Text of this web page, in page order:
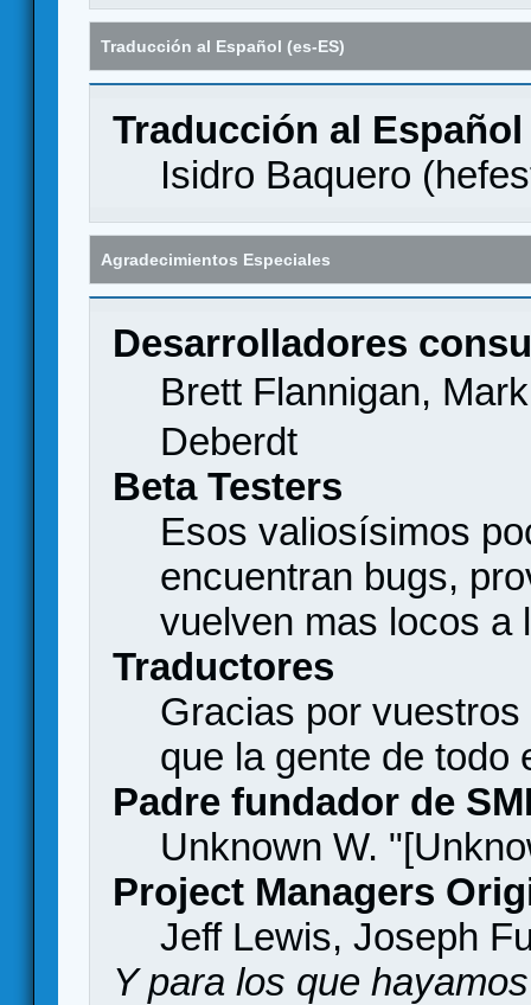
Traducción al Español (es-ES)
Traducción al Español
Isidro Baquero (
Agradecimientos Especiales
Desarrolladores
Brett Flannigan,
Deberdt
Beta Testers
Esos valiosísimos
encuentran bugs,
vuelven mas locos a
Traductores
Gracias por
que la gente de todo
Padre fundador de
Unknown W.
Project Managers
Jeff Lewis, Joseph
Y para los que